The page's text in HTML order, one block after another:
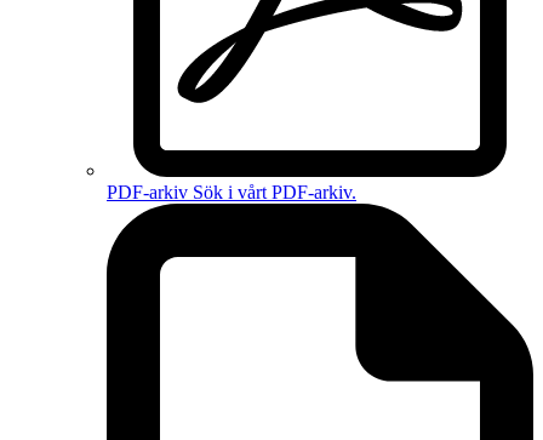
PDF-arkiv Sök i vårt PDF-arkiv.